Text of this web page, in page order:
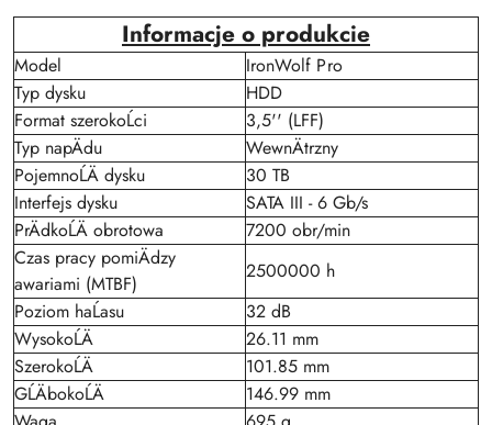
Informacje o produkcie
Model
IronWolf Pro
Typ dysku
HDD
Format szerokoĹci
3,5'' (LFF)
Typ napÄdu
WewnÄtrzny
PojemnoĹÄ dysku
30 TB
Interfejs dysku
SATA III - 6 Gb/s
PrÄdkoĹÄ obrotowa
7200 obr/min
Czas pracy pomiÄdzy
awariami (MTBF)
2500000 h
Poziom haĹasu
32 dB
WysokoĹÄ
26.11 mm
SzerokoĹÄ
101.85 mm
GĹÄbokoĹÄ
146.99 mm